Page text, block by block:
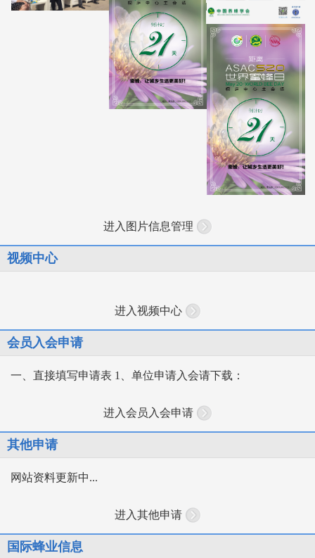
进入图片信息管理
视频中心
进入视频中心
会员入会申请
一、直接填写申请表 1、单位申请入会请下载：
进入会员入会申请
其他申请
网站资料更新中...
进入其他申请
国际蜂业信息